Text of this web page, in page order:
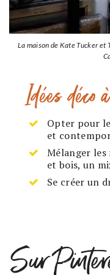
La maison de Kate Tucker et
Idées
Opter pour
et
Mélanger
et bois, un
Se créer un
Sur